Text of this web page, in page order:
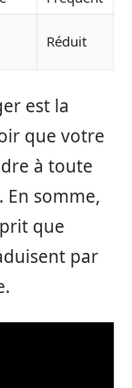
Réduit
est la
que votre
à toute
somme,
que
par